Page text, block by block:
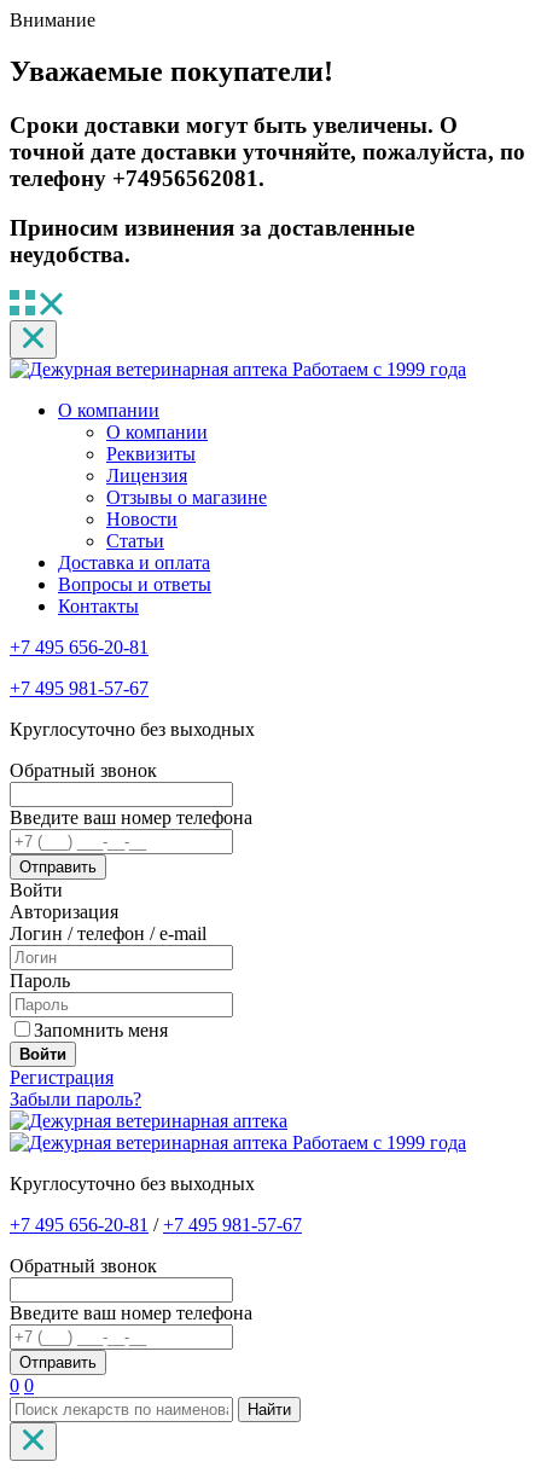
Внимание
Уважаемые покупатели!
Сроки доставки могут быть увеличены. О
точной дате доставки уточняйте, пожалуйста, по
телефону +74956562081.
Приносим извинения за доставленные
неудобства.
Работаем с 1999 года
О компании
О компании
Реквизиты
Лицензия
Отзывы о магазине
Новости
Статьи
Доставка и оплата
Вопросы и ответы
Контакты
+7 495 656-20-81
+7 495 981-57-67
Круглосуточно без выходных
Обратный звонок
Введите ваш номер телефона
Войти
Авторизация
Логин / телефон / e-mail
Пароль
Запомнить меня
Войти
Регистрация
Забыли пароль?
Работаем с 1999 года
Круглосуточно без выходных
+7 495 656-20-81 /+7 495 981-57-67
Обратный звонок
Введите ваш номер телефона
0 0
Найти